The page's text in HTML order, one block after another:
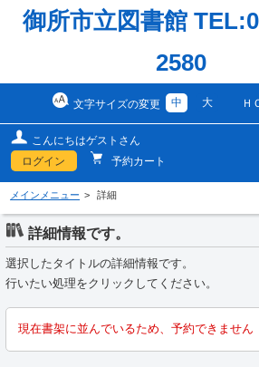
御所市立図書館
2580
文字サイズの変更 中 大 Ｈ
こんにちはゲストさん
ログイン
予約カート
メインメニュー 詳細
詳細情報です。
選択したタイトルの詳細情報です。
行いたい処理をクリックしてください。
現在書架に並んでいるため、予約できません